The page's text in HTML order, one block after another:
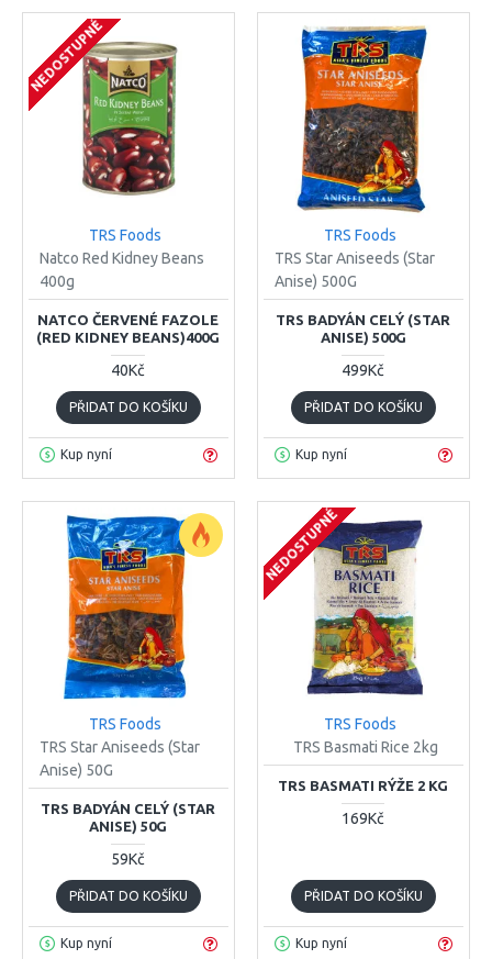
NEDOSTUPNÉ
TRS Foods
Natco Red Kidney Beans
400g
NATCO ČERVENÉ FAZOLE
(RED KIDNEY BEANS)400G
40Kč
PŘIDAT DO KOŠÍKU
Kup nyní
TRS Foods
TRS Star Aniseeds (Star
Anise) 500G
TRS BADYÁN CELÝ (STAR
ANISE) 500G
499Kč
PŘIDAT DO KOŠÍKU
Kup nyní
TRS Foods
TRS Star Aniseeds (Star
Anise) 50G
TRS BADYÁN CELÝ (STAR
ANISE) 50G
59Kč
PŘIDAT DO KOŠÍKU
Kup nyní
NEDOSTUPNÉ
TRS Foods
TRS Basmati Rice 2kg
TRS BASMATI RÝŽE 2 KG
169Kč
PŘIDAT DO KOŠÍKU
Kup nyní